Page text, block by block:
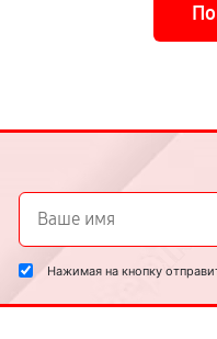
Нажимая на кнопку